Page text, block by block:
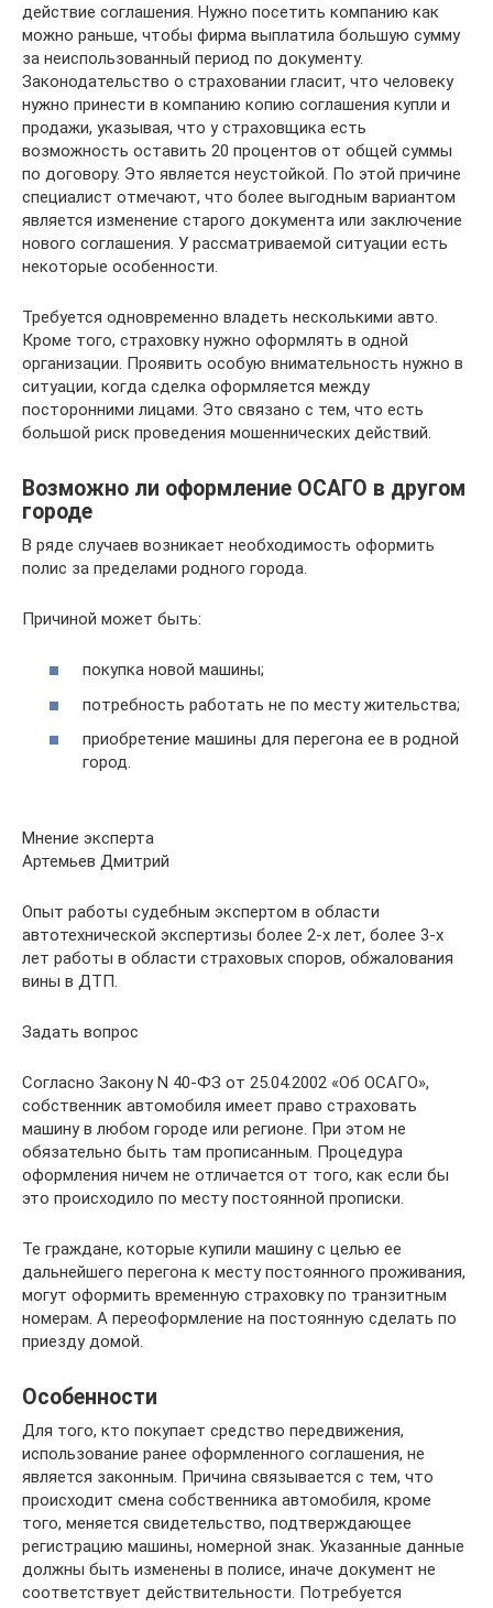
действие соглашения. Нужно посетить компанию как
можно раньше, чтобы фирма выплатила большую сумму
за неиспользованный период по документу.
Законодательство о страховании гласит, что человеку
нужно принести в компанию копию соглашения купли и
продажи, указывая, что у страховщика есть
возможность оставить 20 процентов от общей суммы
по договору. Это является неустойкой. По этой причине
специалист отмечают, что более выгодным вариантом
является изменение старого документа или заключение
нового соглашения. У рассматриваемой ситуации есть
некоторые особенности.
Требуется одновременно владеть несколькими авто.
Кроме того, страховку нужно оформлять в одной
организации. Проявить особую внимательность нужно в
ситуации, когда сделка оформляется между
посторонними лицами. Это связано с тем, что есть
большой риск проведения мошеннических действий.
Возможно ли оформление ОСАГО в другом
городе
В ряде случаев возникает необходимость оформить
полис за пределами родного города.
Причиной может быть:
покупка новой машины;
потребность работать не по месту жительства;
приобретение машины для перегона ее в родной
город.
Мнение эксперта
Артемьев Дмитрий
Опыт работы судебным экспертом в области
автотехнической экспертизы более 2-х лет, более 3-х
лет работы в области страховых споров, обжалования
вины в ДТП.
Задать вопрос
Согласно Закону N 40-ФЗ от 25.04.2002 «Об ОСАГО»,
собственник автомобиля имеет право страховать
машину в любом городе или регионе. При этом не
обязательно быть там прописанным. Процедура
оформления ничем не отличается от того, как если бы
это происходило по месту постоянной прописки.
Те граждане, которые купили машину с целью ее
дальнейшего перегона к месту постоянного проживания,
могут оформить временную страховку по транзитным
номерам. А переоформление на постоянную сделать по
приезду домой.
Особенности
Для того, кто покупает средство передвижения,
использование ранее оформленного соглашения, не
является законным. Причина связывается с тем, что
происходит смена собственника автомобиля, кроме
того, меняется свидетельство, подтверждающее
регистрацию машины, номерной знак. Указанные данные
должны быть изменены в полисе, иначе документ не
соответствует действительности. Потребуется